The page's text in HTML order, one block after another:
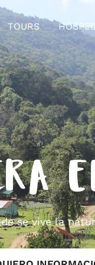
TOURS
se vive la